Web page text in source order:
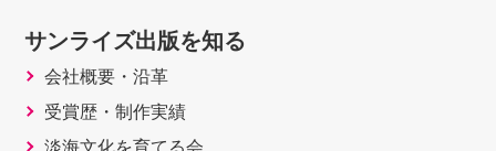
サンライズ出版を知る
会社概要・沿革
受賞歴・制作実績
淡海文化を育てる会